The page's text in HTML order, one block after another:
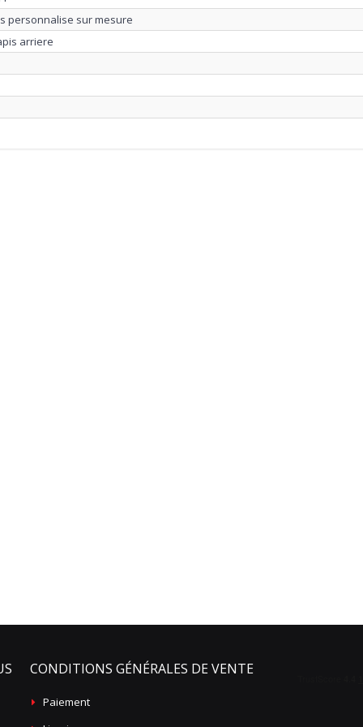
personnalise sur mesure
arriere
CONDITIONS GÉNÉRALES DE VENTE
Paiement